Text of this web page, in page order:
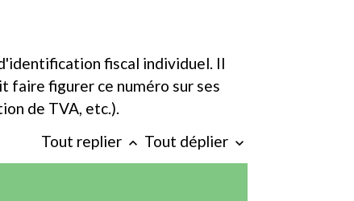
fiscal individuel. Il
faire figurer ce numéro sur ses
de TVA, etc.).
Tout replier keyboard_arrow_up Tout déplier keyboard_arrow_down